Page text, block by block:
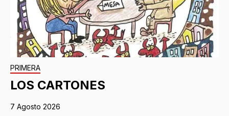
PRIMERA
LOS CARTONES
7 Agosto 2026